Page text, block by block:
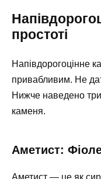
простоті
Напівдорогоцінне
привабливим. Не
Нижче наведено
каменя.
Аметист:
Аметист — це як